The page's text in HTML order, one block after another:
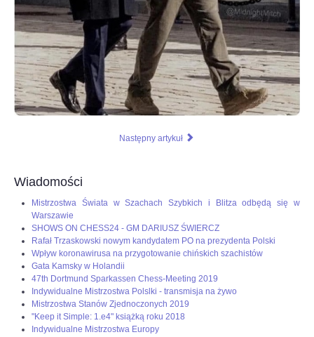
Następny artykuł
Wiadomości
Mistrzostwa Świata w Szachach Szybkich i Blitza odbędą się w
Warszawie
SHOWS ON CHESS24 - GM DARIUSZ ŚWIERCZ
Rafał Trzaskowski nowym kandydatem PO na prezydenta Polski
Wpływ koronawirusa na przygotowanie chińskich szachistów
Gata Kamsky w Holandii
47th Dortmund Sparkassen Chess-Meeting 2019
Indywidualne Mistrzostwa Polslki - transmisja na żywo
Mistrzostwa Stanów Zjednoczonych 2019
"Keep it Simple: 1.e4" książką roku 2018
Indywidualne Mistrzostwa Europy